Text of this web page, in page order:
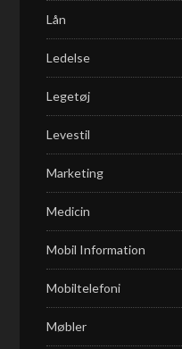
Lån
Ledelse
Legetøj
Levestil
Marketing
Medicin
Mobil Information
Mobiltelefoni
Møbler